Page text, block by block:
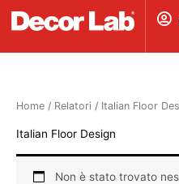
Home / Relatori / Italian Floor
Italian Floor Design
Non è stato trovato